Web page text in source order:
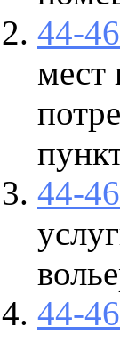
44-
мест
44-
44-